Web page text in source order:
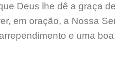
Deus lhe dê a graça
em oração, a Nossa
e uma